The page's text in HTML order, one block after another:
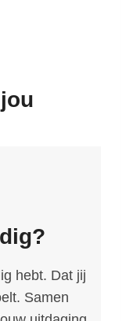
hebt. Dat jij
Samen